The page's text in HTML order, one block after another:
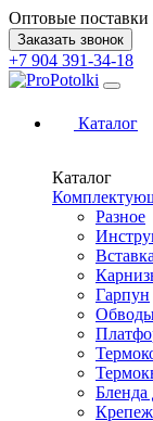
Оптовые
Заказать звонок
+7 904 391-34-18
Каталог
Каталог
Разное
Гарпун
Бленда
Крепеж